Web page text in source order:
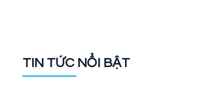
TIN TỨC NỔI BẬT